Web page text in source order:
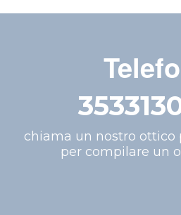
chiama un nostro ottico
per compilare un